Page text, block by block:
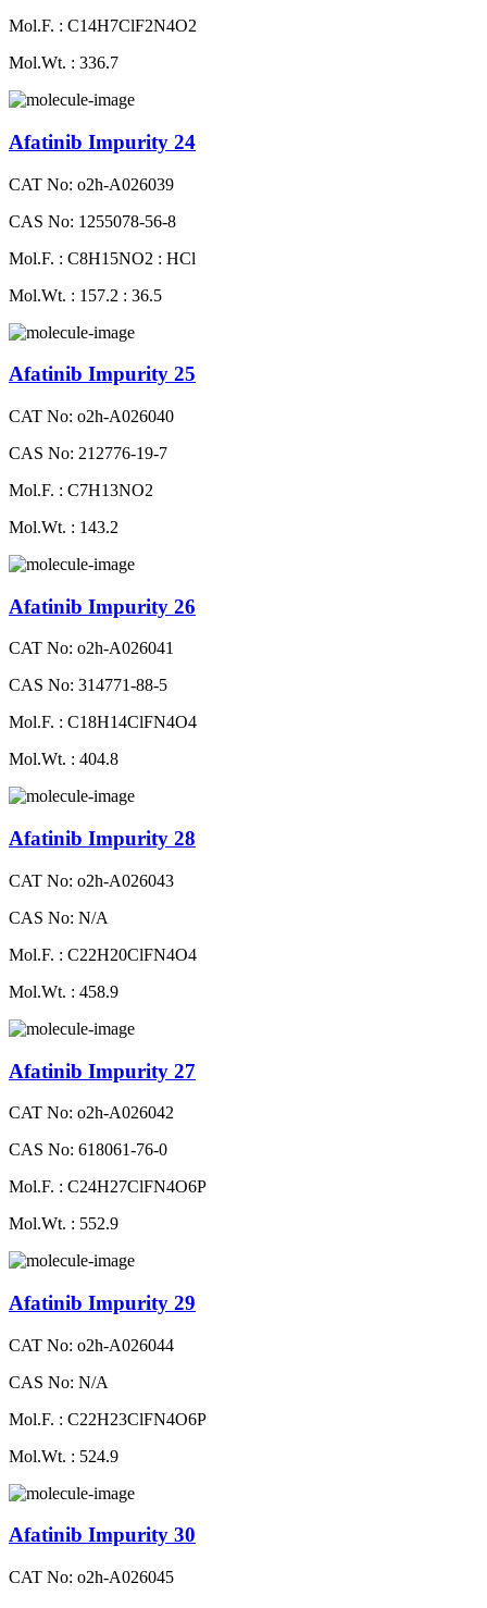
Mol.F. : C14H7ClF2N4O2
Mol.Wt. : 336.7
Afatinib Impurity 24
CAT No: o2h-A026039
CAS No: 1255078-56-8
Mol.F. : C8H15NO2 : HCl
Mol.Wt. : 157.2 : 36.5
Afatinib Impurity 25
CAT No: o2h-A026040
CAS No: 212776-19-7
Mol.F. : C7H13NO2
Mol.Wt. : 143.2
Afatinib Impurity 26
CAT No: o2h-A026041
CAS No: 314771-88-5
Mol.F. : C18H14ClFN4O4
Mol.Wt. : 404.8
Afatinib Impurity 28
CAT No: o2h-A026043
CAS No: N/A
Mol.F. : C22H20ClFN4O4
Mol.Wt. : 458.9
Afatinib Impurity 27
CAT No: o2h-A026042
CAS No: 618061-76-0
Mol.F. : C24H27ClFN4O6P
Mol.Wt. : 552.9
Afatinib Impurity 29
CAT No: o2h-A026044
CAS No: N/A
Mol.F. : C22H23ClFN4O6P
Mol.Wt. : 524.9
Afatinib Impurity 30
CAT No: o2h-A026045